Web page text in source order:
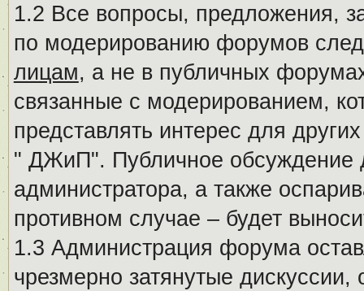
1.2 Все вопросы, предложения,
по модерированию форумов
лицам, а не в публичных
связанные с модерированием,
представлять интерес для
" ДЖиП". Публичное обсуждение
администратора, а также
противном случае – будет
1.3 Администрация форума
чрезмерно затянутые